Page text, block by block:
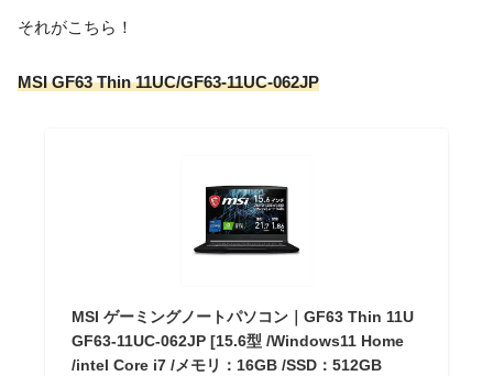
それがこちら！
MSI GF63 Thin 11UC/GF63-11UC-062JP
MSI ゲーミングノートパソコン｜GF63 Thin 11U
GF63-11UC-062JP [15.6型 /Windows11 Home
/intel Core i7 /メモリ：16GB /SSD：512GB